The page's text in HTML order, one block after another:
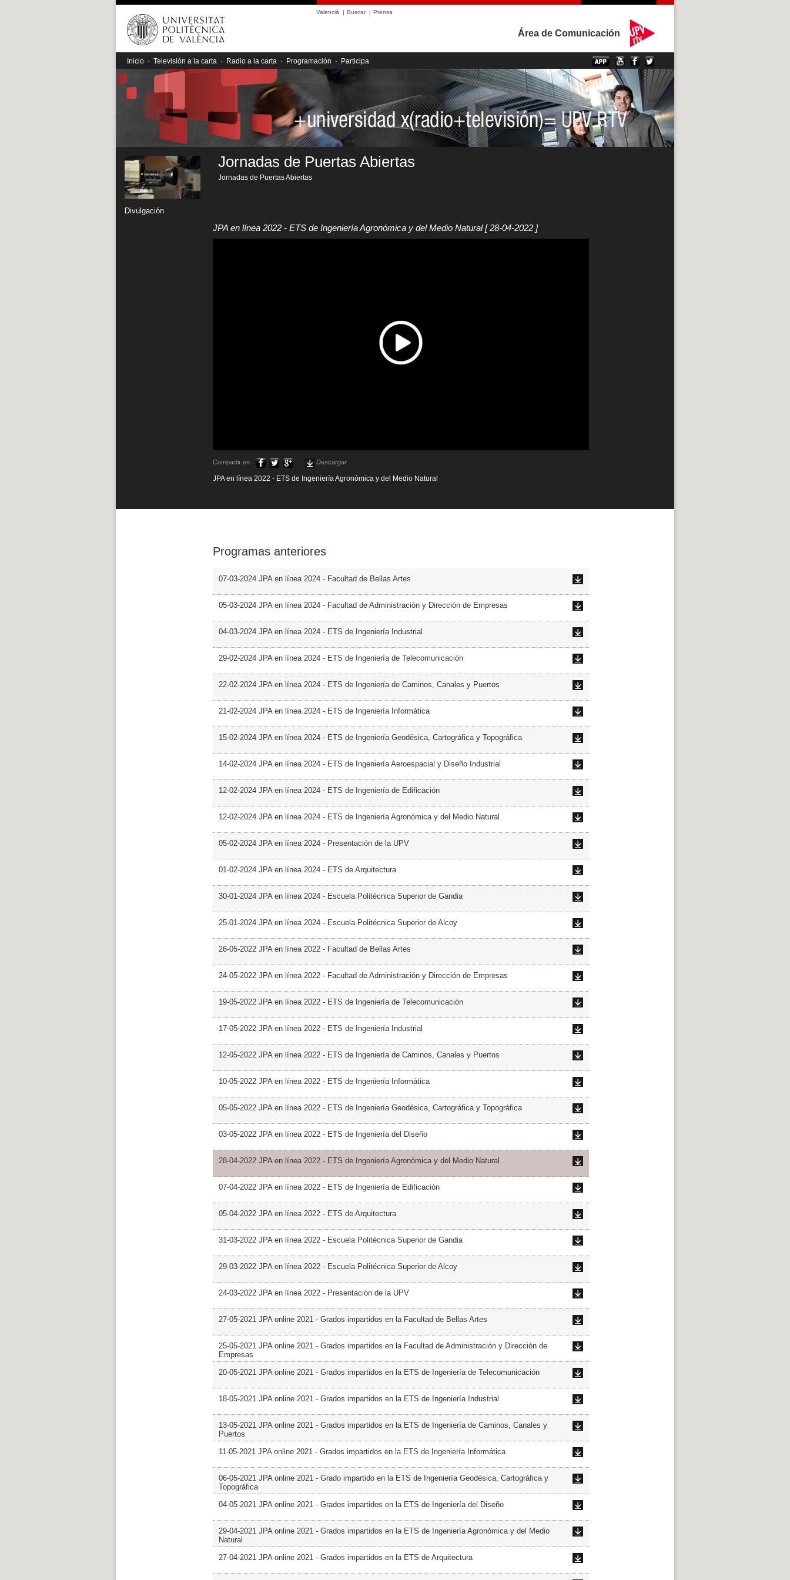
Valencià | Buscar| Prensa
Área de Comunicación
Inicio · Televisión a la carta · Radio a la carta · Programación · Participa
Divulgación
Jornadas de Puertas Abiertas
Jornadas de Puertas Abiertas
JPA en línea 2022 - ETS de Ingeniería Agronómica y del Medio Natural[ 28-04-2022 ]
Compartir en Descargar
JPA en línea 2022 - ETS de Ingeniería Agronómica y del Medio Natural
Programas anteriores
07-03-2024 JPA en línea 2024 - Facultad de Bellas Artes
05-03-2024 JPA en línea 2024 - Facultad de Administración y Dirección de Empresas
04-03-2024 JPA en línea 2024 - ETS de Ingeniería Industrial
29-02-2024 JPA en línea 2024 - ETS de Ingeniería de Telecomunicación
22-02-2024 JPA en línea 2024 - ETS de Ingeniería de Caminos, Canales y Puertos
21-02-2024 JPA en línea 2024 - ETS de Ingeniería Informática
15-02-2024 JPA en línea 2024 - ETS de Ingeniería Geodésica, Cartográfica y Topográfica
14-02-2024 JPA en línea 2024 - ETS de Ingeniería Aeroespacial y Diseño Industrial
12-02-2024 JPA en línea 2024 - ETS de Ingeniería de Edificación
12-02-2024 JPA en línea 2024 - ETS de Ingeniería Agronómica y del Medio Natural
05-02-2024 JPA en línea 2024 - Presentación de la UPV
01-02-2024 JPA en línea 2024 - ETS de Arquitectura
30-01-2024 JPA en línea 2024 - Escuela Politécnica Superior de Gandia
25-01-2024 JPA en línea 2024 - Escuela Politécnica Superior de Alcoy
26-05-2022 JPA en línea 2022 - Facultad de Bellas Artes
24-05-2022 JPA en línea 2022 - Facultad de Administración y Dirección de Empresas
19-05-2022 JPA en línea 2022 - ETS de Ingeniería de Telecomunicación
17-05-2022 JPA en línea 2022 - ETS de Ingeniería Industrial
12-05-2022 JPA en línea 2022 - ETS de Ingeniería de Caminos, Canales y Puertos
10-05-2022 JPA en línea 2022 - ETS de Ingeniería Informática
05-05-2022 JPA en línea 2022 - ETS de Ingeniería Geodésica, Cartográfica y Topográfica
03-05-2022 JPA en línea 2022 - ETS de Ingeniería del Diseño
28-04-2022 JPA en línea 2022 - ETS de Ingeniería Agronómica y del Medio Natural
07-04-2022 JPA en línea 2022 - ETS de Ingeniería de Edificación
05-04-2022 JPA en línea 2022 - ETS de Arquitectura
31-03-2022 JPA en línea 2022 - Escuela Politécnica Superior de Gandia
29-03-2022 JPA en línea 2022 - Escuela Politécnica Superior de Alcoy
24-03-2022 JPA en línea 2022 - Presentación de la UPV
27-05-2021 JPA online 2021 - Grados impartidos en la Facultad de Bellas Artes
25-05-2021 JPA online 2021 - Grados impartidos en la Facultad de Administración y Dirección de
Empresas
20-05-2021 JPA online 2021 - Grados impartidos en la ETS de Ingeniería de Telecomunicación
18-05-2021 JPA online 2021 - Grados impartidos en la ETS de Ingeniería Industrial
13-05-2021 JPA online 2021 - Grados impartidos en la ETS de Ingeniería de Caminos, Canales y
Puertos
11-05-2021 JPA online 2021 - Grados impartidos en la ETS de Ingeniería Informática
06-05-2021 JPA online 2021 - Grado impartido en la ETS de Ingeniería Geodésica, Cartográfica y
Topográfica
04-05-2021 JPA online 2021 - Grados impartidos en la ETS de Ingeniería del Diseño
29-04-2021 JPA online 2021 - Grados impartidos en la ETS de Ingeniería Agronómica y del Medio
Natural
27-04-2021 JPA online 2021 - Grados impartidos en la ETS de Arquitectura